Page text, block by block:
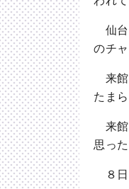
仙台
のチ
来館
たま
来館
思っ
８日